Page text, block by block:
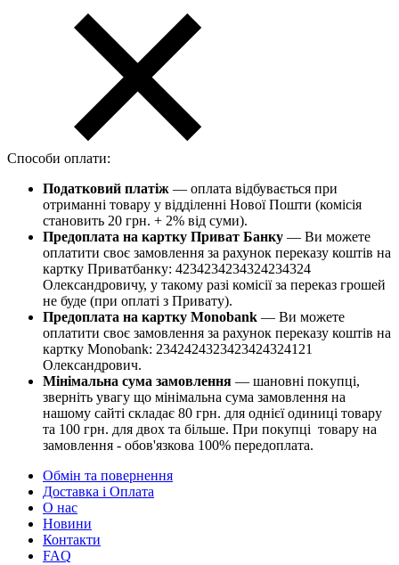
Способи оплати:
Податковий платіж — оплата відбувається при
отриманні товару у відділенні Нової Пошти (комісія
становить 20 грн. + 2% від суми).
Предоплата на картку Приват Банку — Ви можете
оплатити своє замовлення за рахунок переказу коштів на
картку Приватбанку: 4234234234324234324
Олександровичу, у такому разі комісії за переказ грошей
не буде (при оплаті з Привату).
Предоплата на картку Monobank — Ви можете
оплатити своє замовлення за рахунок переказу коштів на
картку Monobank: 2342424323423424324121
Олександрович.
Мінімальна сума замовлення — шановні покупці,
зверніть увагу що мінімальна сума замовлення на
нашому сайті складає 80 грн. для однієї одиниці товару
та 100 грн. для двох та більше. При покупці товару на
замовлення - обов'язкова 100% передоплата.
Обмін та повернення
Доставка і Оплата
О нас
Новини
Контакти
FAQ